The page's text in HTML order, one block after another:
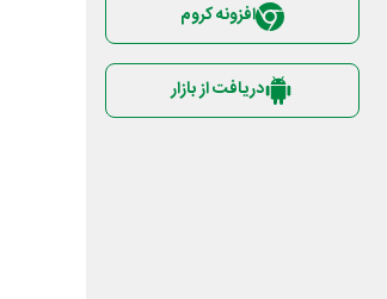
افزونه کروم
دریافت از بازار